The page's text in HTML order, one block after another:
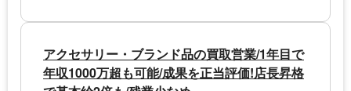
アクセサリー・ブランド品の買取営業/1年目で
年収1000万超も可能/成果を正当評価!店長昇格